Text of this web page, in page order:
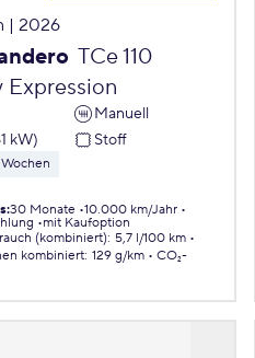
| 2026
TCe 110
Expression
Manuell
kW)
Stoff
:30 Monate 10.000 km/Jahr
mit Kaufoption
(kombiniert): 5,7 l/100 km
kombiniert: 129 g/km
CO₂-